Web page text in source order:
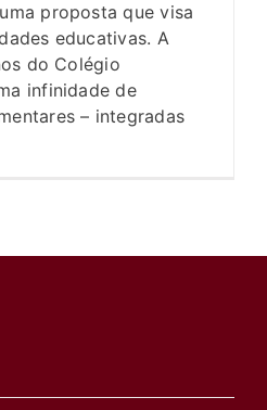
proposta que visa
educativas. A
do Colégio
infinidade de
– integradas